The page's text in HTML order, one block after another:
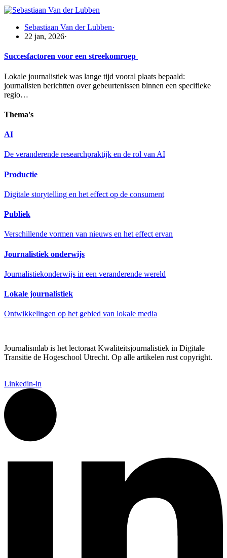
Sebastiaan Van der Lubben·
22 jan, 2026·
Succesfactoren voor een streekomroep
Lokale journalistiek was lange tijd vooral plaats bepaald:
journalisten berichtten over gebeurtenissen binnen een specifieke
regio…
Thema's
AI
De veranderende researchpraktijk en de rol van AI
Productie
Digitale storytelling en het effect op de consument
Publiek
Verschillende vormen van nieuws en het effect ervan
Journalistiek onderwijs
Journalistiekonderwijs in een veranderende wereld
Lokale journalistiek
Ontwikkelingen op het gebied van lokale media
Journalismlab is het lectoraat Kwaliteitsjournalistiek in Digitale
Transitie de Hogeschool Utrecht. Op alle artikelen rust copyright.
Linkedin-in